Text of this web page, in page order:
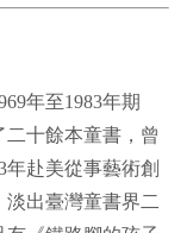
年至1983年期
十餘本童書，曾
赴美從事藝術創
出臺灣童書界二